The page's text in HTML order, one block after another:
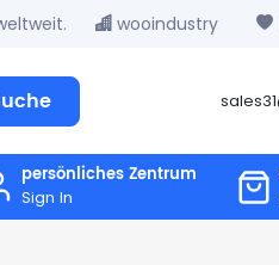
wooindustry
persönliches Zentrum
Sign In